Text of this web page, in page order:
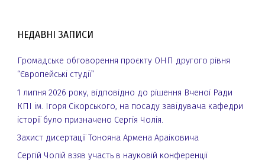
НЕДАВНІ ЗАПИСИ
Громадське обговорення проєкту ОНП другого рівня
“Європейські студії”
1 липня 2026 року, відповідно до рішення Вченої Ради
КПІ ім. Ігоря Сікорського, на посаду завідувача кафедри
історії було призначено Сергія Чолія.
Захист дисертації Тонояна Армена Араіковича
Сергій Чолій взяв участь в науковій конференції